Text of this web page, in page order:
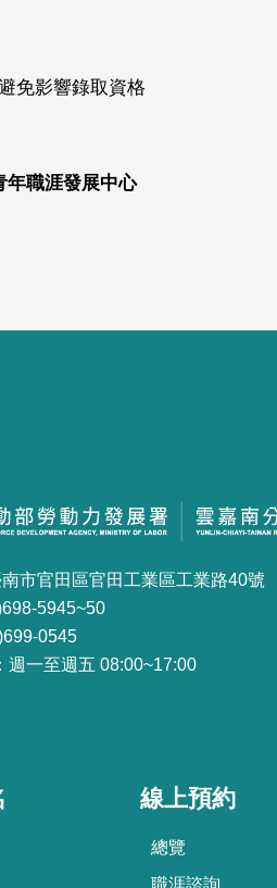
免影響錄取資格
年職涯發展中心
市官田區官田工業區工業路40號
5945~50
0545
週一至週五 08:00~17:00
線上預約
總覽
職涯諮詢